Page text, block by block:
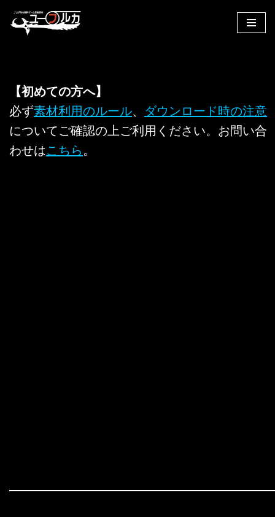
へ
キ
ッ
【初めての方へ】
必ず素材利用のルール、 ダウンロード時の注意
についてご確認の上ご利用ください。お問い合
わせはこちら 。